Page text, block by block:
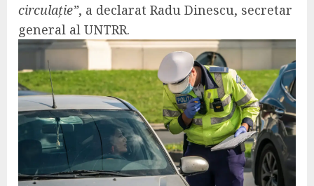
circulație”, a declarat Radu Dinescu, secretar
general al UNTRR.